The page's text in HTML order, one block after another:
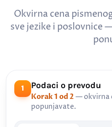
Okvirna cena
sve jezike i poslovnice
1 Podaci o prevodu
Korak 1 od 2 — okvirna
popunjavate.